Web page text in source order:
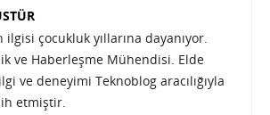
çocukluk yıllarına dayanıyor.
ve Haberleşme Mühendisi. Elde
ve deneyimi Teknoblog aracılığıyla
etmiştir.